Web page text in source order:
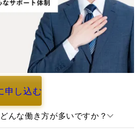
申し込む
んな働き方が多いですか？